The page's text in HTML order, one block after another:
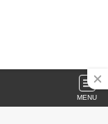
MENU